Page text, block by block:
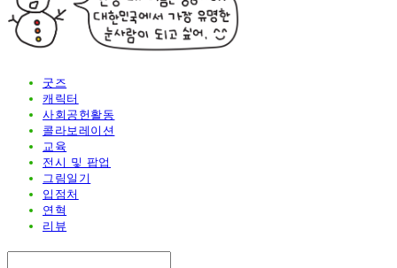
굿즈
캐릭터
사회공헌활동
콜라보레이션
교육
전시 및 팝업
그림일기
입점처
연혁
리뷰